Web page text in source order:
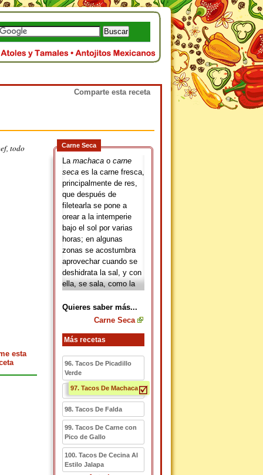
todo
Carne Seca
La machaca o carne
seca es la carne fresca,
principalmente de res,
que después de
filetearla se pone a
orear a la intemperie
bajo el sol por varias
horas; en algunas
zonas se acostumbra
aprovechar cuando se
deshidrata la sal, y con
ella, se sala, como la
la carne seca.
Actualmente en la
estados de México,
norte, aún utilizan el
método de deshidratar
la carne de res, por lo
que también se
mantiene ésta
costumbre por el
especial y rico sabor de
la carne seca; al
deshebrarla se obtiene
la machaca de carne
Quieres saber más...
Carne Seca
Más recetas
96. Tacos De Picadillo
Verde
97. Tacos De Machaca
98. Tacos De Falda
99. Tacos De Carne con
Pico de Gallo
100. Tacos De Cecina Al
Estilo Jalapa
esta
Comparte esta receta